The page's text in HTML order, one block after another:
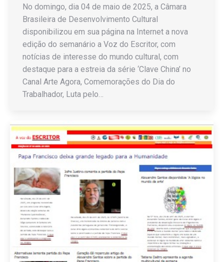
No domingo, dia 04 de maio de 2025, a Câmara
Brasileira de Desenvolvimento Cultural
disponibilizou em sua página na Internet a nova
edição do semanário a Voz do Escritor, com
notícias de interesse do mundo cultural, com
destaque para a estreia da série ‘Clave China’ no
Canal Arte Agora, Comemorações do Dia do
Trabalhador, Luta pelo…